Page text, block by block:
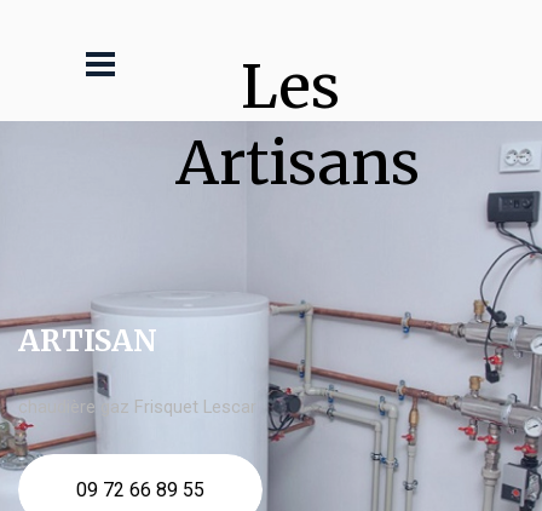
Les
Artisans
ARTISAN
chaudière gaz Frisquet Lescar
09 72 66 89 55